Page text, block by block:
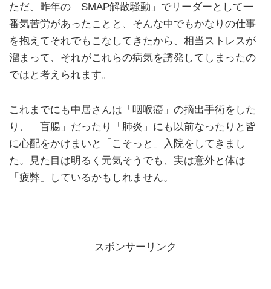
ただ、昨年の「SMAP解散騒動」でリーダーとして一
番気苦労があったことと、そんな中でもかなりの仕事
を抱えてそれでもこなしてきたから、相当ストレスが
溜まって、それがこれらの病気を誘発してしまったの
ではと考えられます。
これまでにも中居さんは「咽喉癌」の摘出手術をした
り、「盲腸」だったり「肺炎」にも以前なったりと皆
に心配をかけまいと「こそっと」入院をしてきまし
た。見た目は明るく元気そうでも、実は意外と体は
「疲弊」しているかもしれません。
スポンサーリンク